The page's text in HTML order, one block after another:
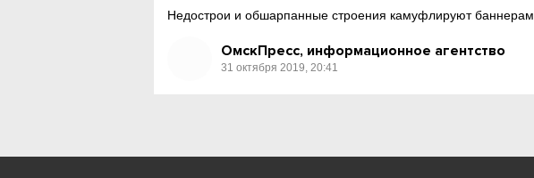
Недострои и обшарпанные строения камуфлируют
ОмскПресс, информационное агентство
31 октября 2019, 20:41